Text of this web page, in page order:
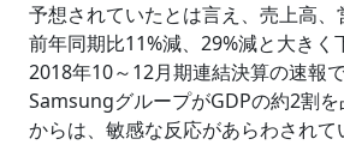
予想されていたとは言え、売上高
前年同期比11%減、29%減と大き
2018年10～12月期連結決算の速報で
SamsungグループがGDPの約2割
からは、敏感な反応があらわされて